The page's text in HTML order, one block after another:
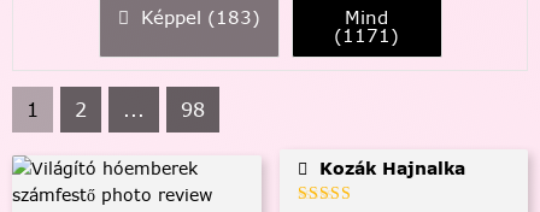
Képpel (183) Mind
(1171)
1 2 ... 98
Kozák Hajnalka